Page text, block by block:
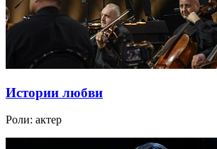
Истории любви
Роли: актер